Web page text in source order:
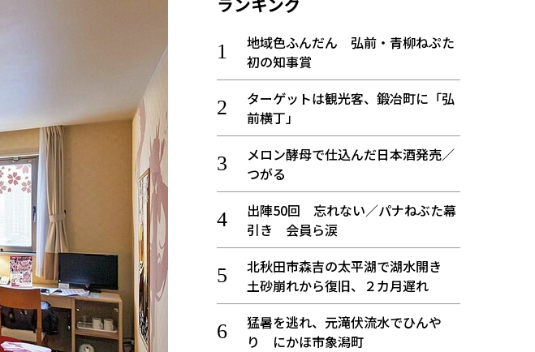
地域色ふんだん 弘前・青柳ねぷた
初の知事賞
ターゲットは観光客、鍛冶町に「弘
前横丁」
メロン酵母で仕込んだ日本酒発売／
つがる
出陣50回 忘れない／パナねぶた幕
引き 会員ら涙
北秋田市森吉の太平湖で湖水開き
土砂崩れから復旧、２カ月遅れ
猛暑を逃れ、元滝伏流水でひんや
り にかほ市象潟町